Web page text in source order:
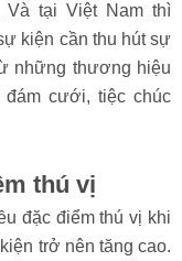
Và tại Việt Nam thì
kiện cần thu hút sự
những thương hiệu
cưới, tiệc chúc
thú vị
đặc điểm thú vị khi
trở nên tăng cao.